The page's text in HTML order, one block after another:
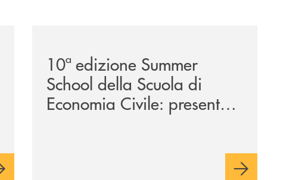
10ª edizione Summer
School della Scuola di
Economia Civile: presente
anche la Banca Monte